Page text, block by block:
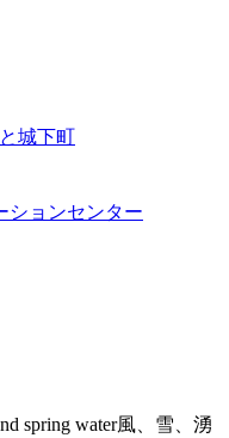
城下町
ションセンター
spring water風、雪、湧